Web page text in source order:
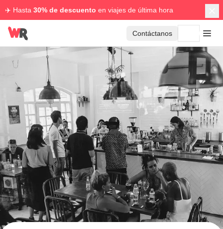
✈️ Hasta 30% de descuento en viajes de última hora
Contáctanos